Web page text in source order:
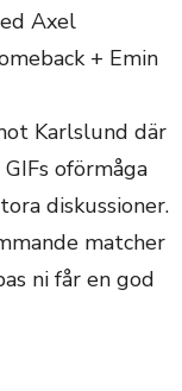
Axel
+ Emin
Karlslund där
oförmåga
diskussioner.
matcher
ni får en god